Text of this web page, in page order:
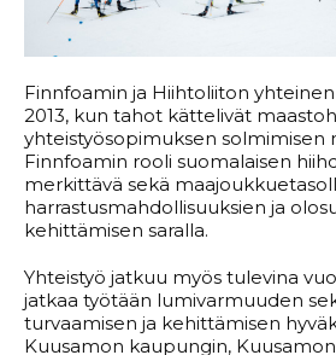
Finnfoamin ja Hiihtoliiton
2013, kun tahot kättelivät
yhteistyösopimuksen solmimisen
Finnfoamin rooli suomalaisen
merkittävä sekä
harrastusmahdollisuuksien ja
kehittämisen saralla.
Yhteistyö jatkuu myös tulevina
jatkaa työtään lumivarmuuden
turvaamisen ja kehittämisen
Kuusamon kaupungin,